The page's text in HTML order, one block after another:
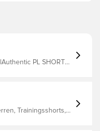
PL SHORT
außergewöhnliche
Hummel-Shorts
in der Taille für
Trainingsshorts,